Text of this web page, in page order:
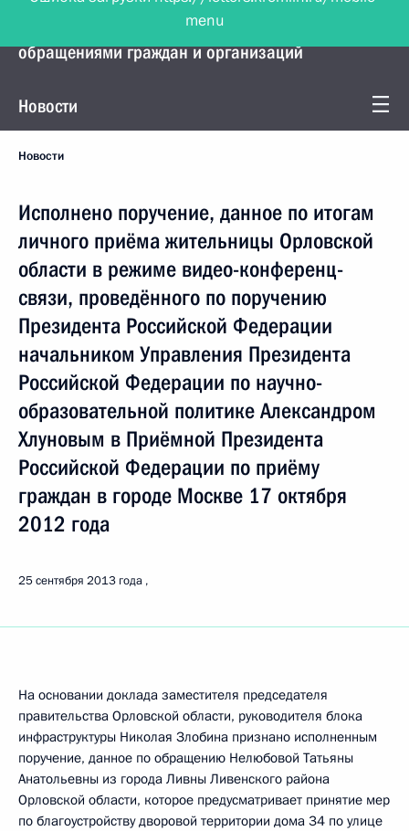
Управление Президента по работе с
обращениями граждан и организаций
Новости
Новости
Исполнено поручение, данное по итогам
личного приёма жительницы Орловской
области в режиме видео-конференц-
связи, проведённого по поручению
Президента Российской Федерации
начальником Управления Президента
Российской Федерации по научно-
образовательной политике Александром
Хлуновым в Приёмной Президента
Российской Федерации по приёму
граждан в городе Москве 17 октября
2012 года
25 сентября 2013 года
На основании доклада заместителя председателя
правительства Орловской области, руководителя блока
инфраструктуры Николая Злобина признано исполненным
поручение, данное по обращению Нелюбовой Татьяны
Анатольевны из города Ливны Ливенского района
Орловской области, которое предусматривает принятие мер
по благоустройству дворовой территории дома 34 по улице
menu